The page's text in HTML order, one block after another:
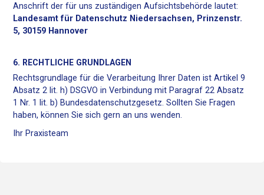
Anschrift der für uns zuständigen Aufsichtsbehörde lautet:
Landesamt für Datenschutz Niedersachsen, Prinzenstr.
5, 30159 Hannover
6. RECHTLICHE GRUNDLAGEN
Rechtsgrundlage für die Verarbeitung Ihrer Daten ist Artikel 9
Absatz 2 lit. h) DSGVO in Verbindung mit Paragraf 22 Absatz
1 Nr. 1 lit. b) Bundesdatenschutzgesetz. Sollten Sie Fragen
haben, können Sie sich gern an uns wenden.
Ihr Praxisteam